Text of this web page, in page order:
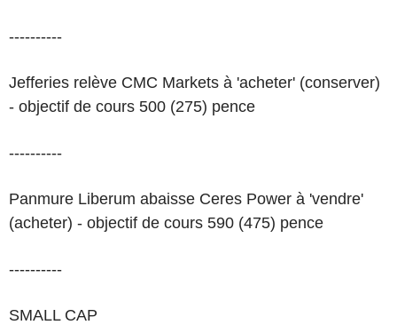
----------
Jefferies relève CMC Markets à 'acheter' (conserver)
- objectif de cours 500 (275) pence
----------
Panmure Liberum abaisse Ceres Power à 'vendre'
(acheter) - objectif de cours 590 (475) pence
----------
SMALL CAP